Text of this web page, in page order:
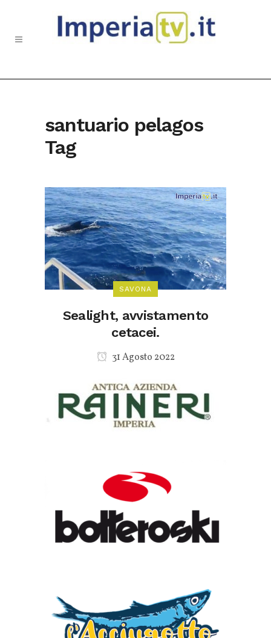
santuario pelagos
Tag
SAVONA
Sealight, avvistamento
cetacei.
31 Agosto 2022